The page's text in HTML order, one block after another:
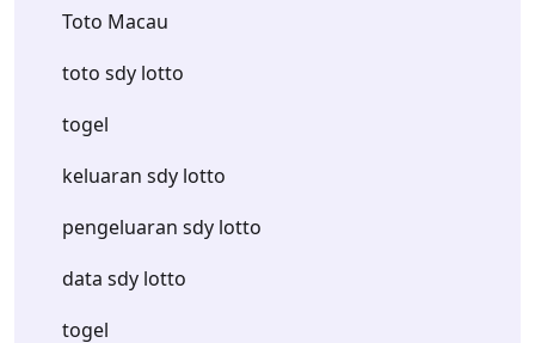
Toto Macau
toto sdy lotto
togel
keluaran sdy lotto
pengeluaran sdy lotto
data sdy lotto
togel